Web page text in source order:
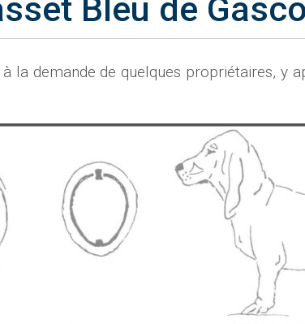
Bleu de
la demande de quelques propriétaires, y